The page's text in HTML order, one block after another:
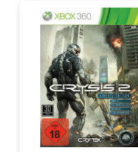
Gebraucht -
Jump & Runs
Musikspiele
Rennspiele
Rollenspiele
Shooter